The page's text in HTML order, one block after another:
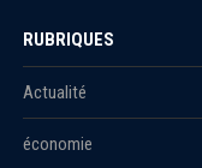
RUBRIQUES
Actualité
économie